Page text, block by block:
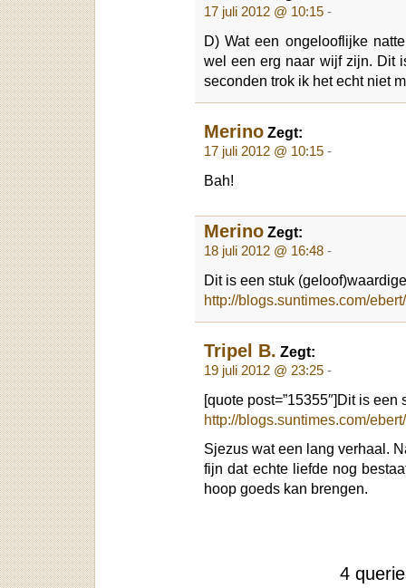
17 juli 2012 @ 10:15 -
D) Wat een ongelooflijke
wel een erg naar wijf zijn. Dit
seconden trok ik het echt niet
Merino Zegt:
17 juli 2012 @ 10:15 -
Bah!
Merino Zegt:
18 juli 2012 @ 16:48 -
Dit is een stuk
http://blogs.suntimes.com/
Tripel B. Zegt:
19 juli 2012 @ 23:25 -
[quote post=”15355″]Dit is
http://blogs.suntimes.com/
Sjezus wat een lang verhaal.
fijn dat echte liefde nog
hoop goeds kan brengen.
4